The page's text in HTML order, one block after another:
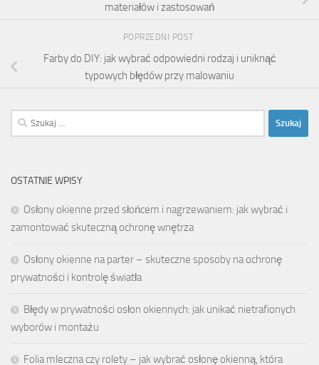
materiałów i zastosowań
POPRZEDNI POST
Farby do DIY: jak wybrać odpowiedni rodzaj i uniknąć
typowych błędów przy malowaniu
Szukaj:
OSTATNIE WPISY
Osłony okienne przed słońcem i nagrzewaniem: jak wybrać i
zamontować skuteczną ochronę wnętrza
Osłony okienne na parter – skuteczne sposoby na ochronę
prywatności i kontrolę światła
Błędy w prywatności osłon okiennych: jak unikać nietrafionych
wyborów i montażu
Folia mleczna czy rolety – jak wybrać osłonę okienną, która